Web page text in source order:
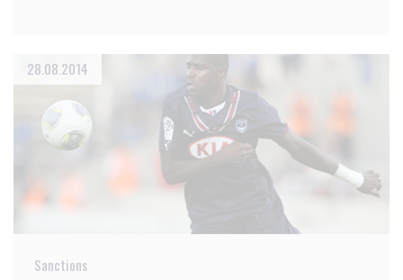
28.08.2014
Sanctions